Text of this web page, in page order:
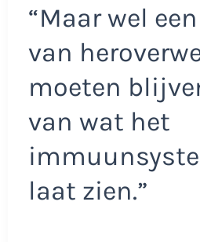
“Maar wel
van
moeten
van wat het
laat zien.”